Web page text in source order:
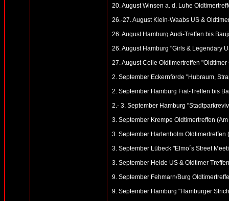
20. August Winsen a. d. Luhe
26.-27. August Klein-Waabs US &
26. August Hamburg Audi-Treffen bis
26. August Hamburg "Girls & Legendary
27. August Celle Oldtimertreffen "Oldtimer
2. September Eckernförde "Hubraum,
2. September Hamburg Fiat-Treffen bis
2.- 3. September Hamburg
3. September Krempe Oldtimertreffen
3. September Hartenholm Oldtimertreffen
3. September Lübeck "Elmo´s Street
3. September Heide US & Oldtimer
9. September Fehmarn/Burg
9. September Hamburg "Hamburger